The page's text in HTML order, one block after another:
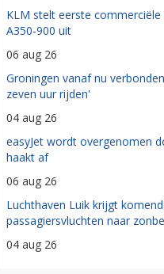
KLM stelt eerste
A350-900 uit
06 aug 26
Groningen vanaf nu
zeven uur rijden'
04 aug 26
easyJet wordt overgenomen
haakt af
06 aug 26
Luchthaven Luik krijgt
passagiersvluchten naar
04 aug 26